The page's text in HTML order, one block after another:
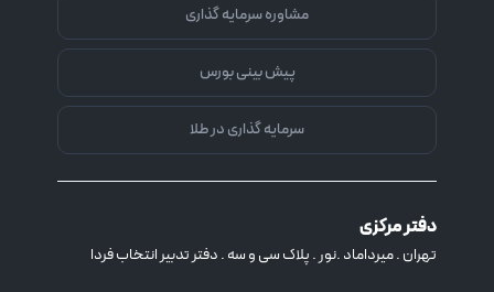
مشاوره سرمایه گذاری
پیش بینی بورس
سرمایه گذاری در طلا
دفتر مرکزی
تهران . میرداماد .نور . پلاک سی و سه . دفتر تدبیر انتخاب فردا